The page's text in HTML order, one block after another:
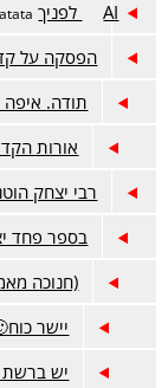
AI לפניך
הפסקה על
תודה. איפה
אורות
רבי יצחק
בספר פחד
(חנוכה
יישר
יש ברשת